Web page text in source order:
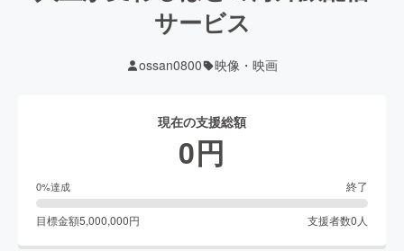
サービス
ossan0800 映像・映画
現在の支援総額
0円
0%達成 終了
目標金額5,000,000円 支援者数0 人